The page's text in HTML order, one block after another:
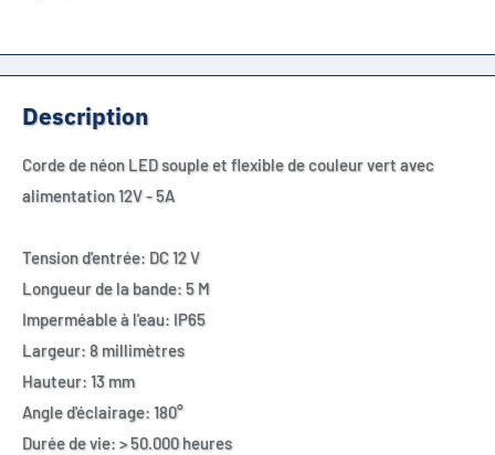
Description
Corde de néon LED souple et flexible de couleur vertavec
alimentation 12V - 5A
Tension d'entrée: DC 12 V
Longueur de la bande: 5 M
Imperméable à l'eau: IP65
Largeur: 8 millimètres
Hauteur: 13 mm
Angle d'éclairage: 180°
Durée de vie: > 50.000 heures